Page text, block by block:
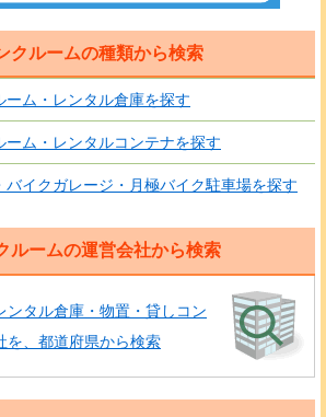
クルームの種類から検索
ーム・レンタル倉庫を探す
ーム・レンタルコンテナを探す
バイクガレージ・月極バイク駐車場を探す
ルームの運営会社から検索
ンタル倉庫・物置・貸しコン
を、都道府県から検索